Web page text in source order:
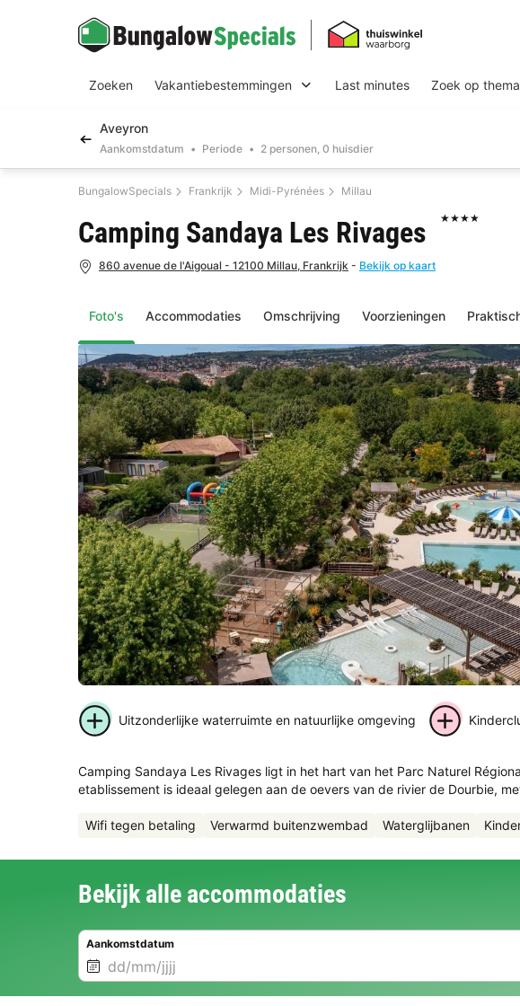
Zoeken Vakantiebestemmingen Last minutes Zoek op thema
Aveyron
Aankomstdatum Periode 2 personen, 0 huisdier
BungalowSpecials Frankrijk Midi-Pyrénées Millau
Foto's Accommodaties Omschrijving Voorzieningen
Camping Sandaya Les Rivages ★★★★
860 avenue de l'Aigoual - 12100 Millau, Frankrijk - Bekijk op kaart
Uitzonderlijke waterruimte en natuurlijke omgeving
Camping Sandaya Les Rivages ligt in het hart van het Parc Naturel
etablissement is ideaal gelegen aan de oevers van de rivier de Dourbie,
Wifi tegen betaling Verwarmd buitenzwembad Waterglijbanen
Bekijk alle accommodaties
Aankomstdatum